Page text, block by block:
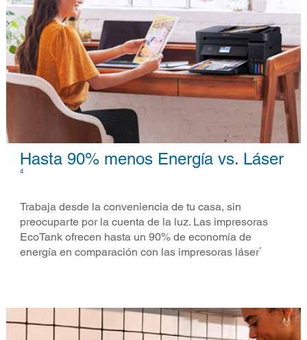
Hasta 90% menos Energía vs. Láser​
4
Trabaja desde la conveniencia de tu casa, sin
preocuparte por la cuenta de la luz. Las impresoras
EcoTank ofrecen hasta un 90% de economía de
energía en comparación con las impresoras láser4